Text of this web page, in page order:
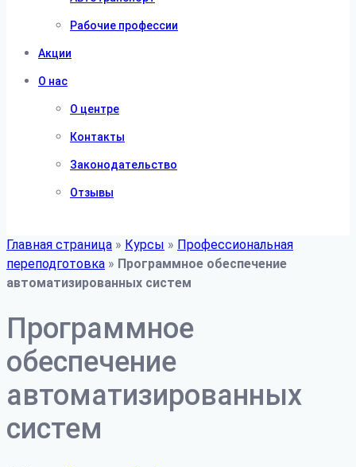
Рабочие профессии
Акции
О нас
О центре
Контакты
Законодательство
Отзывы
Главная страница » Курсы » Профессиональная
переподготовка » Программное обеспечение
автоматизированных систем
Программное
обеспечение
автоматизированных
систем